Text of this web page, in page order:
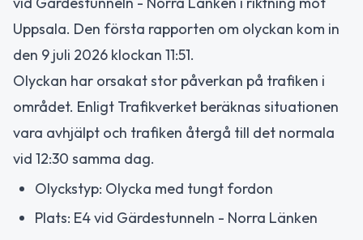
Uppsala. Den första rapporten om olyckan kom in
den 9 juli 2026 klockan 11:51.
Olyckan har orsakat stor påverkan på trafiken i
området. Enligt Trafikverket beräknas situationen
vara avhjälpt och trafiken återgå till det normala
vid 12:30 samma dag.
Olyckstyp: Olycka med tungt fordon
Plats: E4 vid Gärdestunneln - Norra Länken